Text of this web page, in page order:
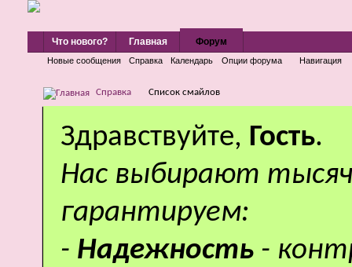
Что нового? Главная Форум
Новые сообщения Справка Календарь Опции форума Навигация
Справка Список смайлов
Здравствуйте, Гость.
Нас выбирают
гарантируем:
- Надежность -